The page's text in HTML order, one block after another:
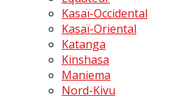
Kasaï-Occidental
Kasaï-Oriental
Katanga
Kinshasa
Maniema
Nord-Kivu